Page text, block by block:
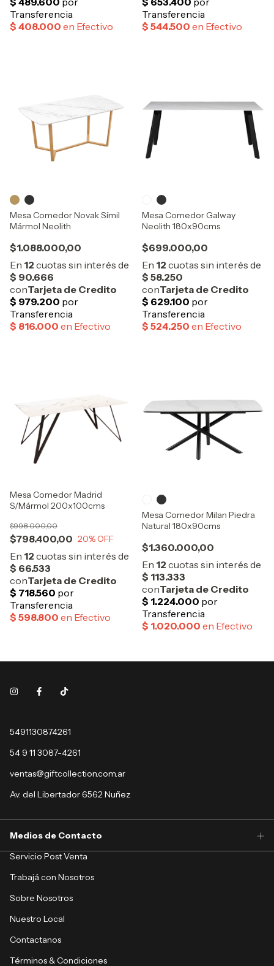
Mesa Comedor Novak Símil
Mármol Neolith
$1.088.000,00
Mesa Comedor Galway
Neolith 180x90cms
$699.000,00
Mesa Comedor Madrid
S/Mármol 200x100cms
$798.400,00
$998.000,00
20% OFF
Mesa Comedor Milan Piedra
Natural 180x90cms
$1.360.000,00
5491130874261
54 9 11 3087-4261
ventas@giftcollection.com.ar
Av. del Libertador 6562 Nuñez
Medios de Contacto
Servicio Post Venta
Trabajá con Nosotros
Sobre Nosotros
Nuestro Local
Contactanos
Términos & Condiciones